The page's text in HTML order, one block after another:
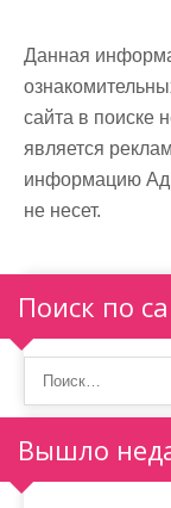
Данная
сайта в поиске
является
информацию
не несет.
Поиск по
Вышло